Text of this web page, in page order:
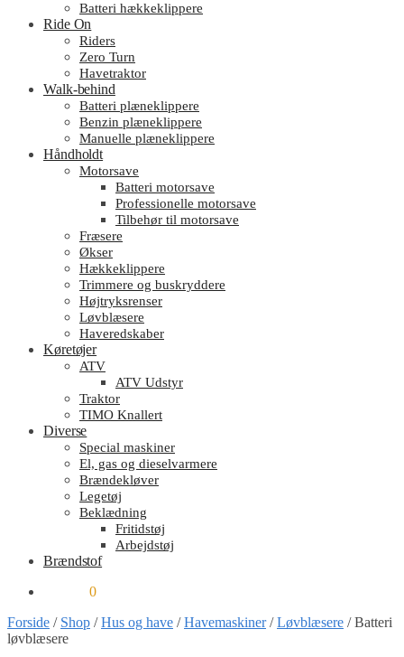
Batteri hækkeklippere
Ride On
Riders
Zero Turn
Havetraktor
Walk-behind
Batteri plæneklippere
Benzin plæneklippere
Manuelle plæneklippere
Håndholdt
Motorsave
Batteri motorsave
Professionelle motorsave
Tilbehør til motorsave
Fræsere
Økser
Hækkeklippere
Trimmere og buskryddere
Højtryksrenser
Løvblæsere
Haveredskaber
Køretøjer
ATV
ATV Udstyr
Traktor
TIMO Knallert
Diverse
Special maskiner
El, gas og dieselvarmere
Brændekløver
Legetøj
Beklædning
Fritidstøj
Arbejdstøj
Brændstof
0
Forside / Shop /Hus og have /Havemaskiner/Løvblæsere /Batteri
løvblæsere